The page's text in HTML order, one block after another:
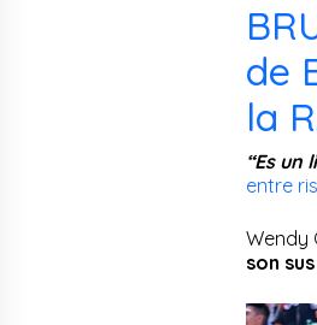
de
la
“Es
entre
Wendy
son